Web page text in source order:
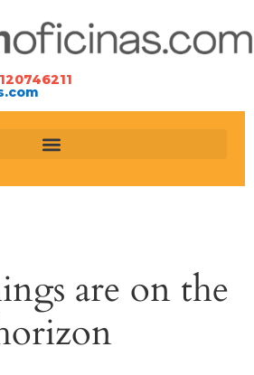
are on the